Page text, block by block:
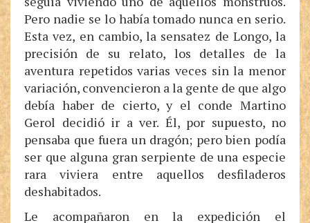
Pero nadie se lo había tomado nunca en serio.
Esta vez, en cambio, la sensatez de Longo, la
precisión de su relato, los detalles de la
aventura repetidos varias veces sin la menor
variación, convencieron a la gente de que algo
debía haber de cierto, y el conde Martino
Gerol decidió ir a ver. Él, por supuesto, no
pensaba que fuera un dragón; pero bien podía
ser que alguna gran serpiente de una especie
rara viviera entre aquellos desfiladeros
deshabitados.
Le acompañaron en la expedición el